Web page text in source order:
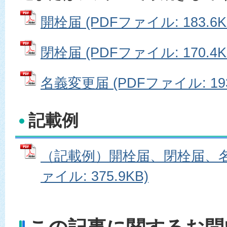
開栓届 (PDFファイル:
閉栓届 (PDFファイル:
名義変更届 (PDFファイル:
記載例
（記載例）開栓届、閉栓届
ァイル: 375.9KB)